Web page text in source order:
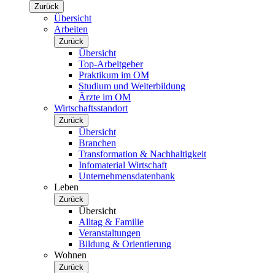
Zurück
Übersicht
Arbeiten
Zurück
Übersicht
Top-Arbeitgeber
Praktikum im OM
Studium und Weiterbildung
Ärzte im OM
Wirtschaftsstandort
Zurück
Übersicht
Branchen
Transformation & Nachhaltigkeit
Infomaterial Wirtschaft
Unternehmensdatenbank
Leben
Zurück
Übersicht
Alltag & Familie
Veranstaltungen
Bildung & Orientierung
Wohnen
Zurück